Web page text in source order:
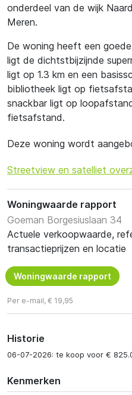
onderdeel van de wijk
Meren.
De woning heeft een
ligt de dichtstbijzijnde
ligt op 1.3 km en een
bibliotheek ligt op
snackbar ligt op
fietsafstand.
Deze woning wordt
Streetview en satelliet
Woningwaarde rapport
Goeman Borgesiuslaan 34
Actuele verkoopwaarde,
transactieprijzen en locatie
Woningwaarde rapport
Per e-mail, € 19,95
Historie
06-07-2026: te koop voor €
Kenmerken